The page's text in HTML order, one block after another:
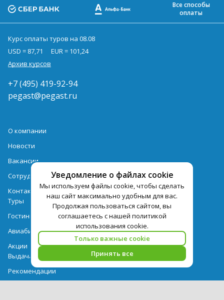
Уведомление о файлах cookie
Мы используем файлы cookie, чтобы сделать
наш сайт максимально удобным для вас.
Продолжая пользоваться сайтом, вы
соглашаетесь с нашей политикой
использования cookie.
Только важные cookie
Принять все
Все способы
оплаты
Курс оплаты туров на 08.08
USD = 87,71
EUR = 101,24
Архив курсов
+7 (495) 419-92-94
pegast@pegast.ru
О компании
Новости
Вакансии
Сотрудничество
Контактная информация
Туры
Гостиницы
Авиабилеты
Акции
Выдача документов
Рекомендации